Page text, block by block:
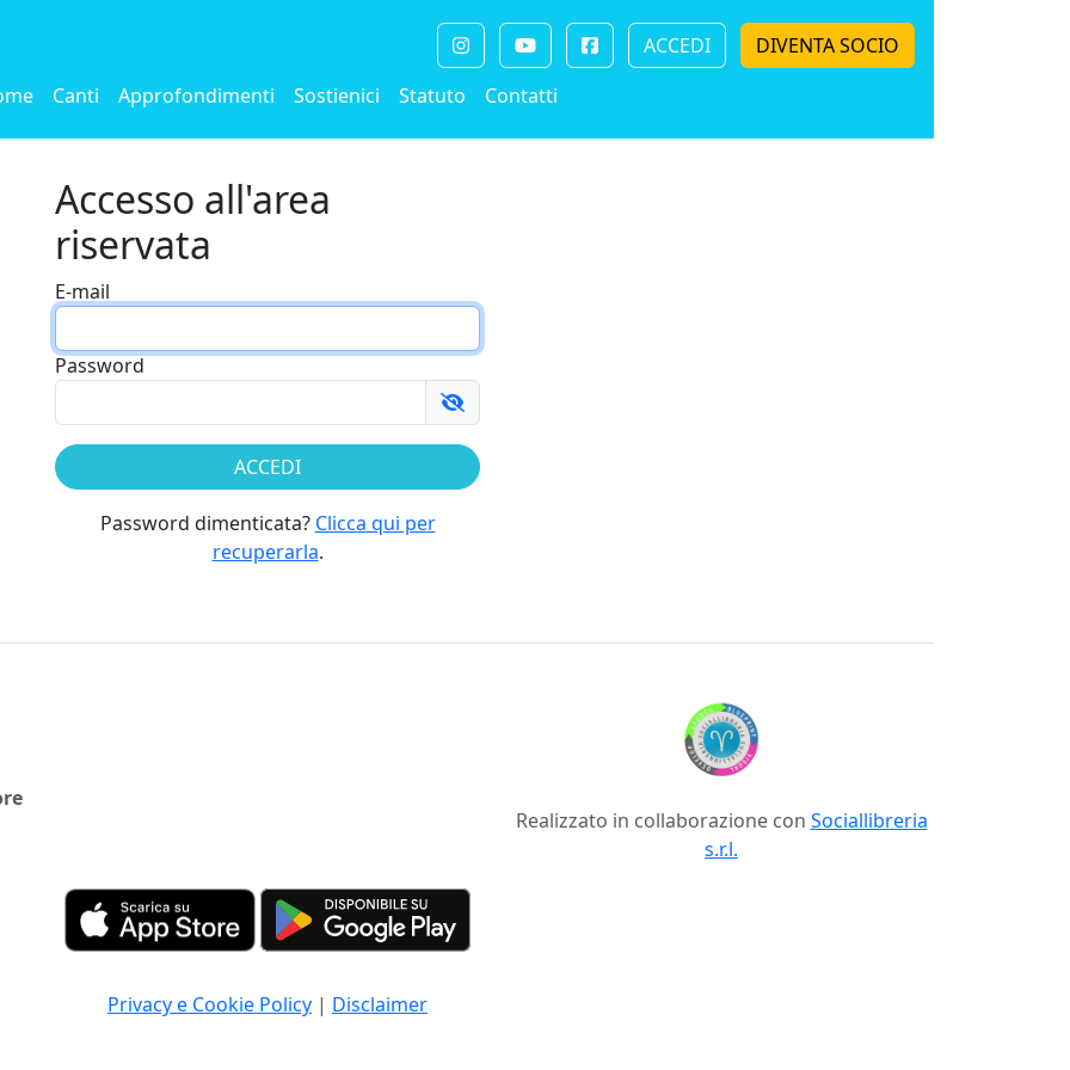
ACCEDI
DIVENTA SOCIO
Canti Approfondimenti Sostienici Statuto Contatti
Accesso all'area
riservata
E-mail
Password
Password dimenticata? Clicca qui per
recuperarla.
Realizzato in collaborazione con Sociallibreria
s.r.l.
Privacy e Cookie Policy | Disclaimer